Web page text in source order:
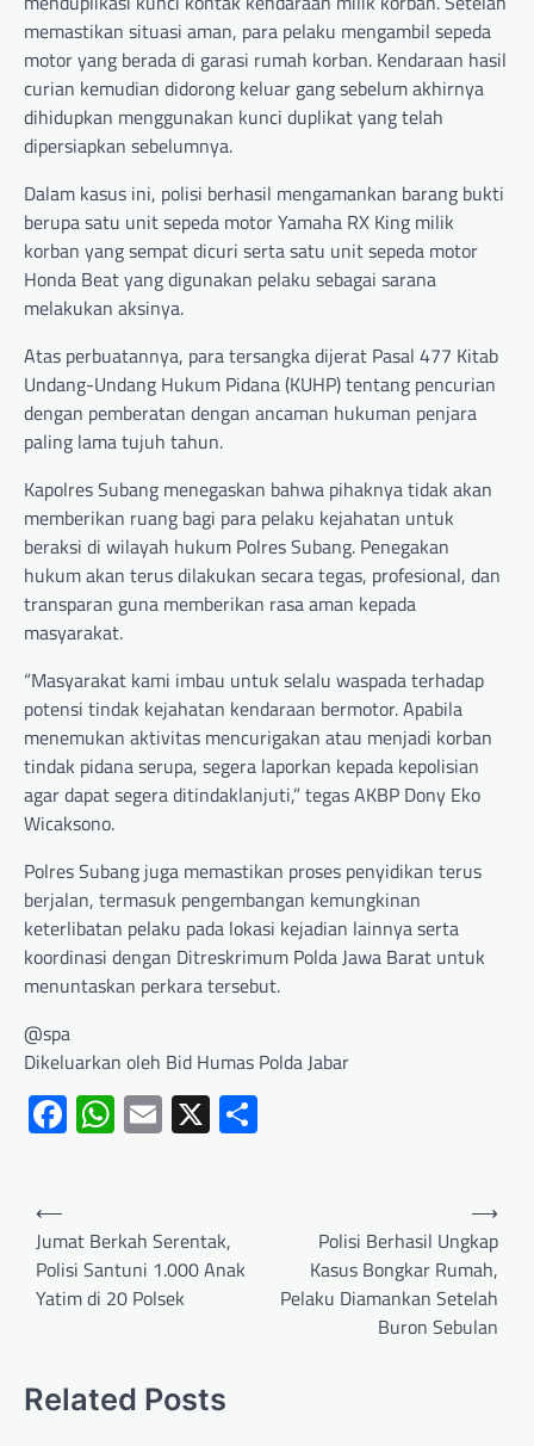
memastikan situasi aman, para pelaku mengambil sepeda
motor yang berada di garasi rumah korban. Kendaraan hasil
curian kemudian didorong keluar gang sebelum akhirnya
dihidupkan menggunakan kunci duplikat yang telah
dipersiapkan sebelumnya.
Dalam kasus ini, polisi berhasil mengamankan barang bukti
berupa satu unit sepeda motor Yamaha RX King milik
korban yang sempat dicuri serta satu unit sepeda motor
Honda Beat yang digunakan pelaku sebagai sarana
melakukan aksinya.
Atas perbuatannya, para tersangka dijerat Pasal 477 Kitab
Undang-Undang Hukum Pidana (KUHP) tentang pencurian
dengan pemberatan dengan ancaman hukuman penjara
paling lama tujuh tahun.
Kapolres Subang menegaskan bahwa pihaknya tidak akan
memberikan ruang bagi para pelaku kejahatan untuk
beraksi di wilayah hukum Polres Subang. Penegakan
hukum akan terus dilakukan secara tegas, profesional, dan
transparan guna memberikan rasa aman kepada
masyarakat.
“Masyarakat kami imbau untuk selalu waspada terhadap
potensi tindak kejahatan kendaraan bermotor. Apabila
menemukan aktivitas mencurigakan atau menjadi korban
tindak pidana serupa, segera laporkan kepada kepolisian
agar dapat segera ditindaklanjuti,” tegas AKBP Dony Eko
Wicaksono.
Polres Subang juga memastikan proses penyidikan terus
berjalan, termasuk pengembangan kemungkinan
keterlibatan pelaku pada lokasi kejadian lainnya serta
koordinasi dengan Ditreskrimum Polda Jawa Barat untuk
menuntaskan perkara tersebut.
@spa
Dikeluarkan oleh Bid Humas Polda Jabar
Facebook
WhatsApp
Email
X
⟵
Jumat Berkah Serentak,
Polisi Santuni 1.000 Anak
Yatim di 20 Polsek
Polisi Berhasil Ungkap
Kasus Bongkar Rumah,
Pelaku Diamankan Setelah
Buron Sebulan
⟶
Related Posts